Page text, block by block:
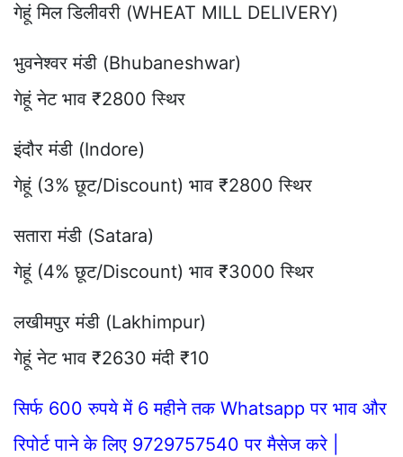
गेहूं मिल डिलीवरी (WHEAT MILL DELIVERY)
भुवनेश्वर मंडी (Bhubaneshwar)
गेहूं नेट भाव ₹2800 स्थिर
इंदौर मंडी (Indore)
गेहूं (3% छूट/Discount) भाव ₹2800 स्थिर
सतारा मंडी (Satara)
गेहूं (4% छूट/Discount) भाव ₹3000 स्थिर
लखीमपुर मंडी (Lakhimpur)
गेहूं नेट भाव ₹2630 मंदी ₹10
सिर्फ 600 रुपये में 6 महीने तक Whatsapp पर भाव और
रिपोर्ट पाने के लिए 9729757540 पर मैसेज करे |